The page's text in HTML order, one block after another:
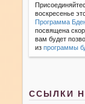
воскресенье
Программа
посвящена
вам будет
изпрограммы
ССЫЛКИ